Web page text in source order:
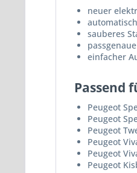
neuer
sauberes
einfacher
Passend
Peugeot
Peugeot
Peugeot
Peugeot
Peugeot
Peugeot